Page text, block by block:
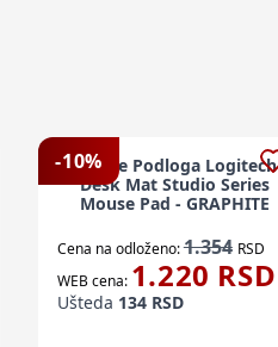
-10%
Mouse Podloga Logitech
Desk Mat Studio Series
Mouse Pad - GRAPHITE
Cena na odloženo:1.354 RSD
WEB cena: 1.220 RSD
Ušteda 134RSD